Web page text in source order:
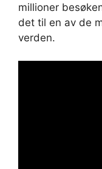
millioner
det til en av de
verden.